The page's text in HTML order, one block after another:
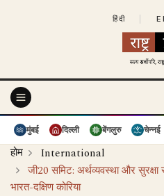
हिंदी
मुंबई दिल्ली बेंगलुरु चेन्नई
होम
International
जी20 समिट: अर्थव्यवस्था और
भारत-दक्षिण कोरिया